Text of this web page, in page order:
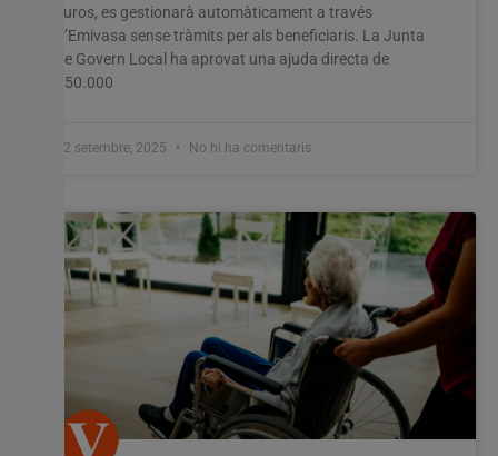
euros, es gestionarà automàticament a través
d’Emivasa sense tràmits per als beneficiaris. La Junta
de Govern Local ha aprovat una ajuda directa de
550.000
12 setembre, 2025 No hi ha comentaris